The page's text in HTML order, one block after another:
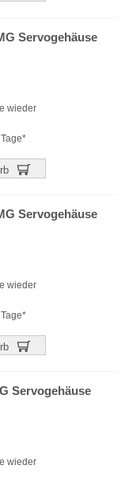
Servogehäuse
wieder
Servogehäuse
wieder
Servogehäuse
wieder